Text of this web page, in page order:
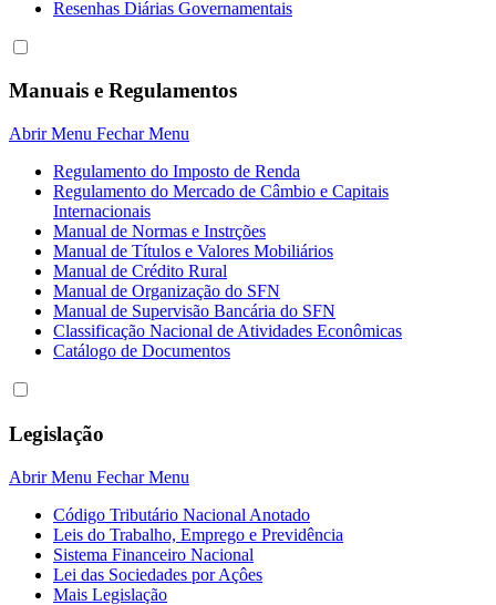
Resenhas Diárias Governamentais
Manuais e Regulamentos
Abrir Menu Fechar Menu
Regulamento do Imposto de Renda
Regulamento do Mercado de Câmbio e Capitais
Internacionais
Manual de Normas e Instrções
Manual de Títulos e Valores Mobiliários
Manual de Crédito Rural
Manual de Organização do SFN
Manual de Supervisão Bancária do SFN
Classificação Nacional de Atividades Econômicas
Catálogo de Documentos
Legislação
Abrir Menu Fechar Menu
Código Tributário Nacional Anotado
Leis do Trabalho, Emprego e Previdência
Sistema Financeiro Nacional
Lei das Sociedades por Açôes
Mais Legislação